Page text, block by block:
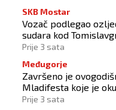
SKB Mostar
Vozač podlegao
sudara kod
Prije 3 sata
Međugorje
Završeno je
Mladifesta koje je
zemlje svijeta
Prije 3 sata